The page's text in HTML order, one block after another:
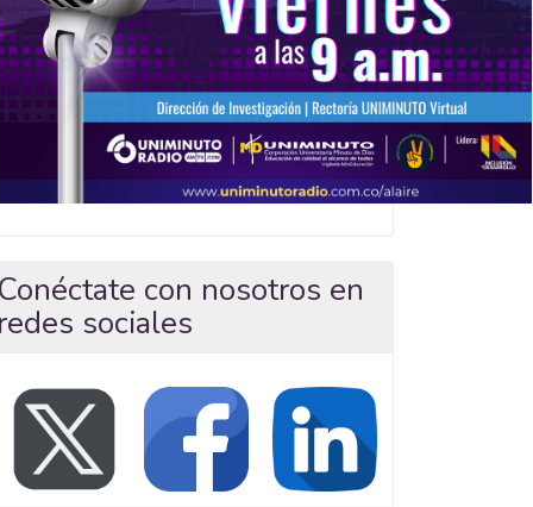
Conéctate con nosotros en
redes sociales